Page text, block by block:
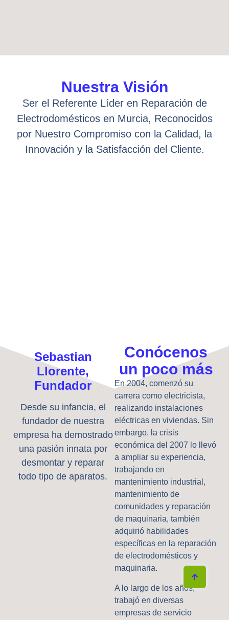
Nuestra Visión
Ser el Referente Líder en Reparación de
Electrodomésticos en Murcia, Reconocidos
por Nuestro Compromiso con la Calidad, la
Innovación y la Satisfacción del Cliente.
Sebastian
Llorente,
Fundador
Desde su infancia, el
fundador de nuestra
empresa ha demostrado
una pasión innata por
desmontar y reparar
todo tipo de aparatos.
Conócenos
un poco más
En 2004, comenzó su
carrera como electricista,
realizando instalaciones
eléctricas en viviendas. Sin
embargo, la crisis
económica del 2007 lo llevó
a ampliar su experiencia,
trabajando en
mantenimiento industrial,
mantenimiento de
comunidades y reparación
de maquinaria, también
adquirió habilidades
específicas en la reparación
de electrodomésticos y
maquinaria.
A lo largo de los años,
trabajó en diversas
empresas de servicio